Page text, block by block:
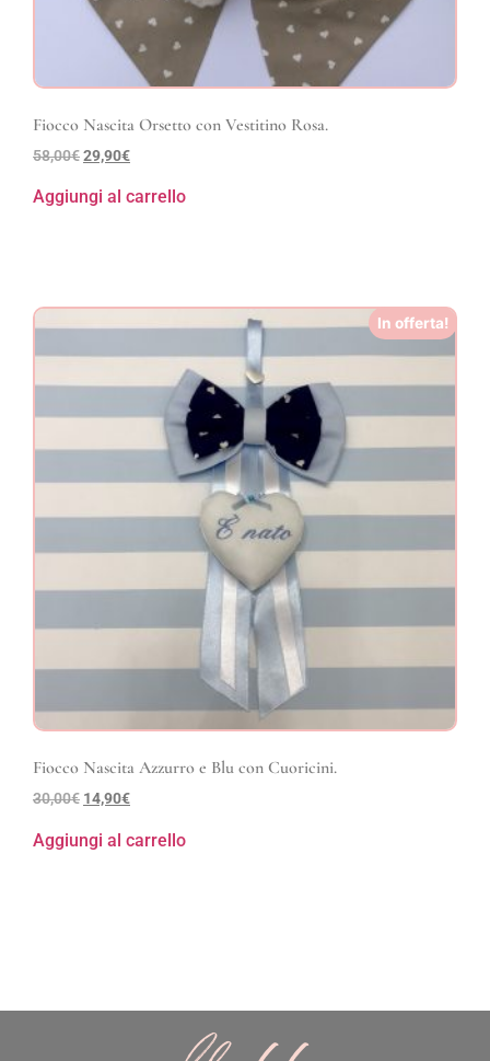
Fiocco Nascita Orsetto con Vestitino Rosa.
58,00€29,90€
Aggiungi al carrello
In offerta!
Fiocco Nascita Azzurro e Blu con Cuoricini.
30,00€ 14,90€
Aggiungi al carrello